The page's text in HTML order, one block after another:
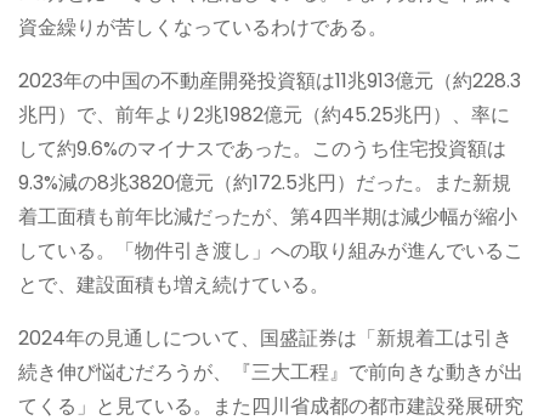
資金繰りが苦しくなっているわけである。
2023年の中国の不動産開発投資額は11兆913億元（約228.3
兆円）で、前年より2兆1982億元（約45.25兆円）、率に
して約9.6%のマイナスであった。このうち住宅投資額は
9.3%減の8兆3820億元（約172.5兆円）だった。また新規
着工面積も前年比減だったが、第4四半期は減少幅が縮小
している。「物件引き渡し」への取り組みが進んでいるこ
とで、建設面積も増え続けている。
2024年の見通しについて、国盛証券は「新規着工は引き
続き伸び悩むだろうが、『三大工程』で前向きな動きが出
てくる」と見ている。また四川省成都の都市建設発展研究